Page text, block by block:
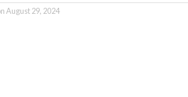
August 29, 2024